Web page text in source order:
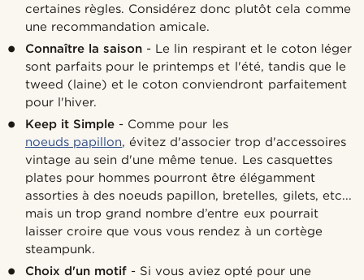
certaines règles. Considérez donc plutôt cela comme
une recommandation amicale.
Connaître la saison - Le lin respirant et le coton léger
sont parfaits pour le printemps et l'été, tandis que le
tweed (laine) et le coton conviendront parfaitement
pour l'hiver.
Keep it Simple - Comme pour les
noeuds papillon, évitez d'associer trop d'accessoires
vintage au sein d'une même tenue. Les casquettes
plates pour hommes pourront être élégamment
assorties à des noeuds papillon, bretelles, gilets, etc...
mais un trop grand nombre d’entre eux pourrait
laisser croire que vous vous rendez à un cortège
steampunk.
Choix d'un motif - Si vous aviez opté pour une